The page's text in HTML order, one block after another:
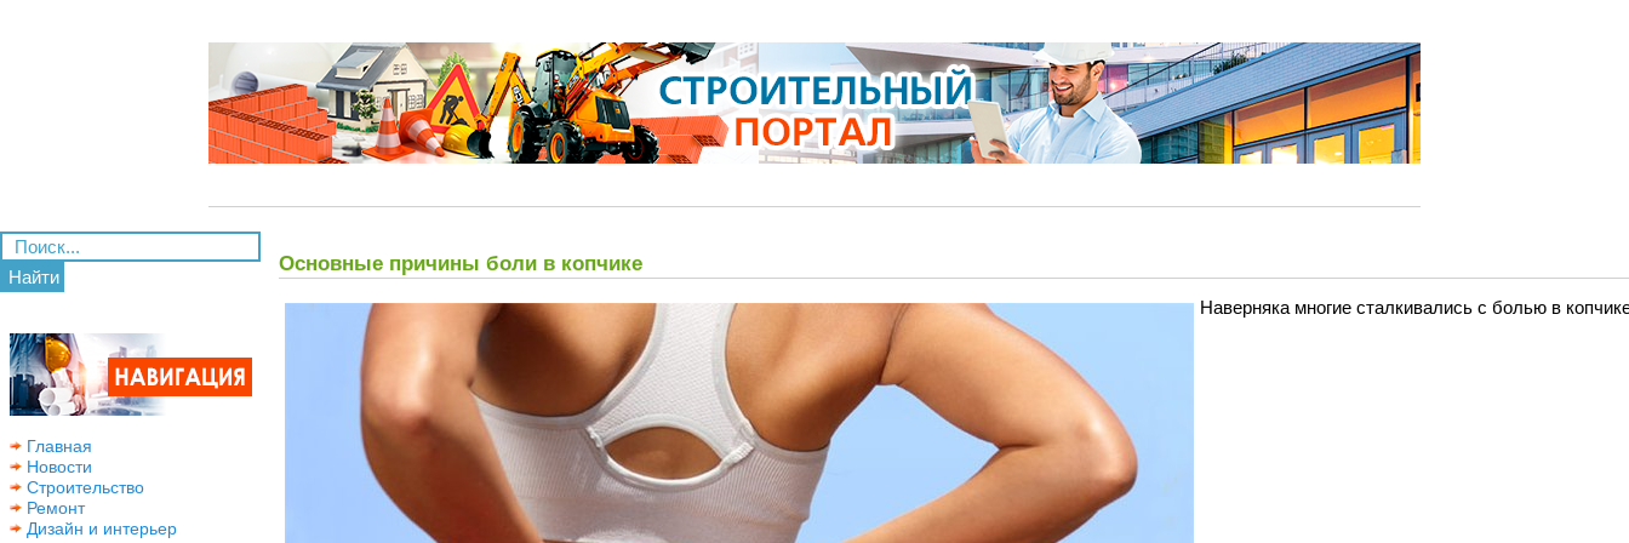
Найти
Главная
Новости
Строительство
Ремонт
Дизайн и интерьер
Основные причины боли в копчике
Наверняка многие сталкивались с болью в